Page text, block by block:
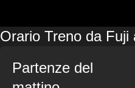
Orario Treno da Fuji
Partenze del